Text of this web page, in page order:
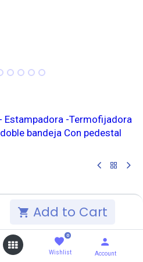
Add to Cart
0
Wishlist Account
Estampadora -Termofijadora
bandeja Con pedestal
-
-